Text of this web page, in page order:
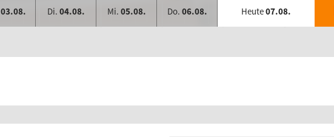
03.08. Di. 04.08. Mi. 05.08. Do. 06.08. Heute07.08.